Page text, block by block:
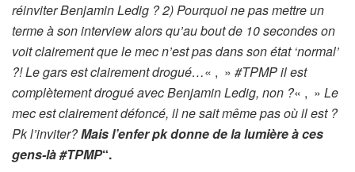
réinviter Benjamin Ledig ? 2) Pourquoi ne pas mettre un
terme à son interview alors qu’au bout de 10 secondes on
voit clairement que le mec n’est pas dans son état ‘normal’
?! Le gars est clairement drogué…« , » #TPMP il est
complètement drogué avec Benjamin Ledig, non ?« , » Le
mec est clairement défoncé, il ne sait même pas où il est ?
Pk l’inviter?Mais l’enfer pk donne de la lumière à ces
gens-là #TPMP“.